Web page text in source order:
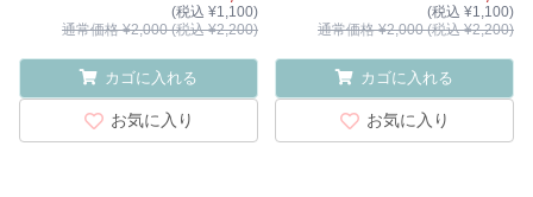
(税込 ¥1,100)
通常価格 ¥2,000 (税込 ¥2,200)
カゴに入れる
お気に入り
(税込 ¥1,100)
通常価格 ¥2,000 (税込 ¥2,200)
カゴに入れる
お気に入り